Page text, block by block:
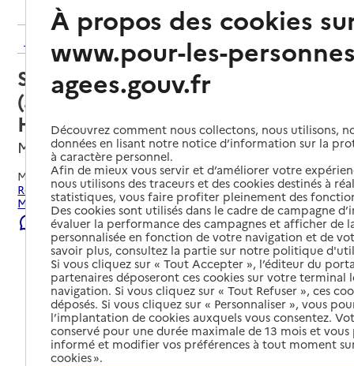
Retour aux résultats de l'annuaire
Service autonomie à domicile
(aide) – Soli-cités aides
Hérimoncourt
Montbéliard, DOUBS
Mis à jour le22/07/2026
Rechercher les établissements et services autour de
Montbéliard.
Signaler une erreur
À propos des cookies
www.pour-les-
agees.gouv.fr
Découvrez comment nous collectons, nous utilisons,
données en lisant notre notice d’information sur la
à caractère personnel.
Afin de mieux vous servir et d’améliorer votre
nous utilisons des traceurs et des cookies destinés à
statistiques, vous faire profiter pleinement des
Des cookies sont utilisés dans le cadre de campagne
évaluer la performance des campagnes et afficher de
personnalisée en fonction de votre navigation et de
savoir plus, consultez la partie sur notre politique
Si vous cliquez sur « Tout Accepter », l’éditeur du
partenaires déposeront ces cookies sur votre terminal
navigation. Si vous cliquez sur « Tout Refuser », ces
déposés. Si vous cliquez sur « Personnaliser », vous
l’implantation de cookies auxquels vous consentez.
conservé pour une durée maximale de 13 mois et
informé et modifier vos préférences à tout moment
cookies ».